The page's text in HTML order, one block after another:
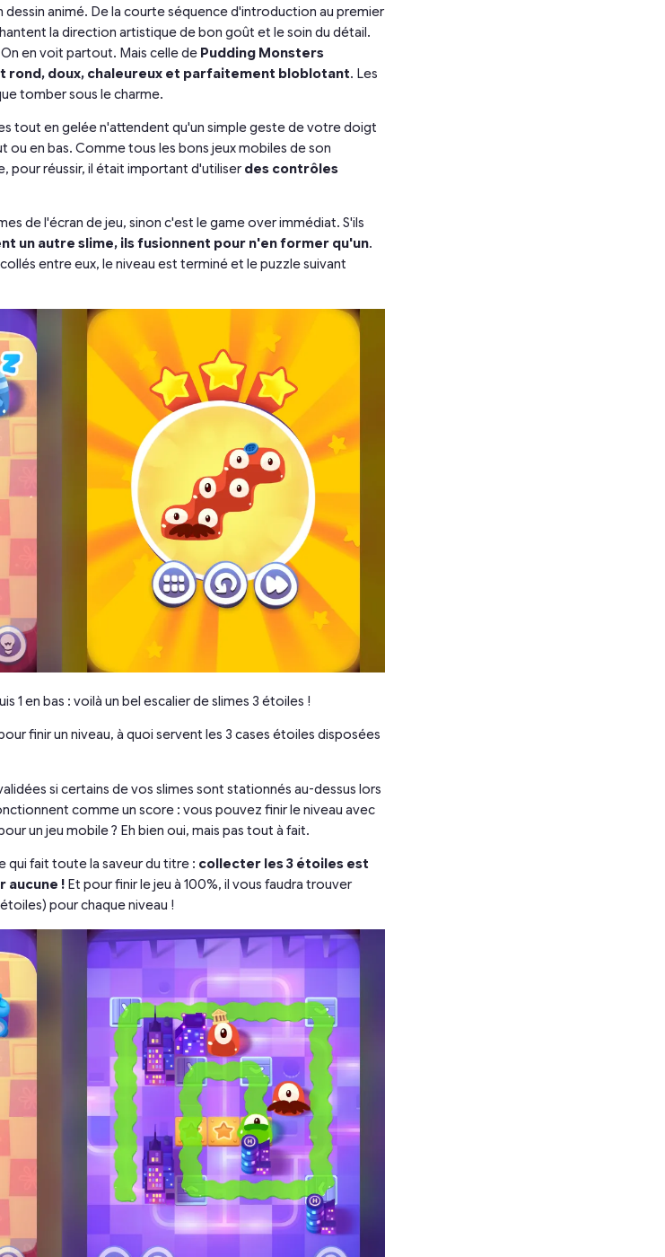
animé. De la courte séquence d'introduction au premier
la direction artistique de bon goût et le soin du détail.
en voit partout. Mais celle de Pudding Monsters
rond, doux, chaleureux et parfaitement bloblotant. Les
tomber sous le charme.
tout en gelée n'attendent qu'un simple geste de votre doigt
ou en bas. Comme tous les bons jeux mobiles de son
pour réussir, il était important d'utiliserdes contrôles
de l'écran de jeu, sinon c'est le game over immédiat. S'ils
un autre slime, ils fusionnent pour n'en former qu'un.
entre eux, le niveau est terminé et le puzzle suivant
1 en bas : voilà un bel escalier de slimes 3 étoiles !
finir un niveau, à quoi servent les 3 cases étoiles disposées
si certains de vos slimes sont stationnés au-dessus lors
comme un score : vous pouvez finir le niveau avec
un jeu mobile ? Eh bien oui, mais pas tout à fait.
qui fait toute la saveur du titre : collecter les 3 étoiles est
aucune ! Et pour finir le jeu à 100%, il vous faudra trouver
pour chaque niveau !